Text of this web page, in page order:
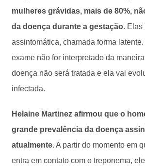
mulheres grávidas, mais de 80%,
da doença durante a gestação. Elas
assintomática, chamada forma
exame não for interpretado da
doença não será tratada e ela vai
infectada.
Helaine Martinez afirmou que o
grande prevalência da doença
atualmente. A partir do momento em
entra em contato com o treponema,